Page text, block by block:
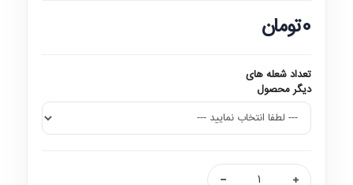
0تومان
تعداد شعله های
دیگر محصول